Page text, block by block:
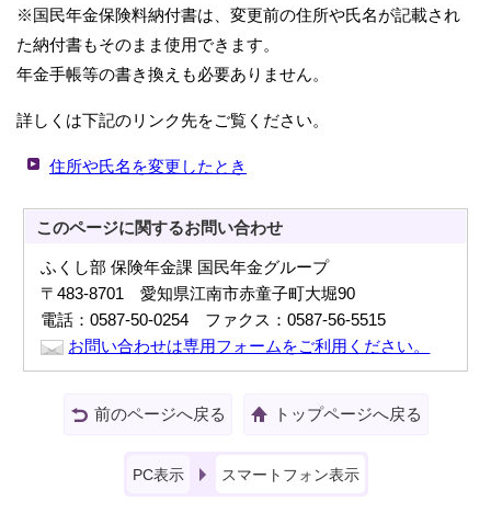
※国民年金保険料納付書は、変更前の住所や氏名が記載され
た納付書もそのまま使用できます。
年金手帳等の書き換えも必要ありません。
詳しくは下記のリンク先をご覧ください。
住所や氏名を変更したとき
このページに関するお問い合わせ
ふくし部 保険年金課 国民年金グループ
〒483-8701 愛知県江南市赤童子町大堀90
電話：0587-50-0254 ファクス：0587-56-5515
お問い合わせは専用フォームをご利用ください。
前のページへ戻る トップページへ戻る
PC表示 スマートフォン表示